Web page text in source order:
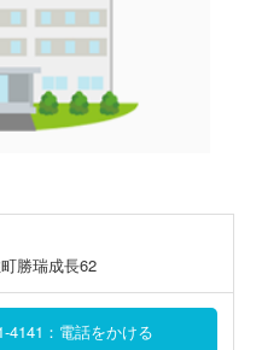
勝瑞成長62
4141：電話をかける